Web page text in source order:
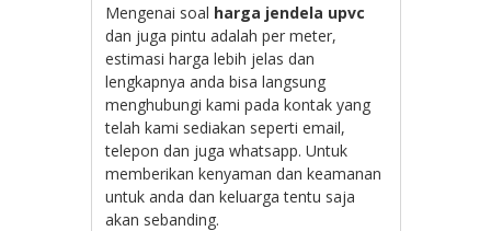
Mengenai soal harga jendela upvc
dan juga pintu adalah per meter,
estimasi harga lebih jelas dan
lengkapnya anda bisa langsung
menghubungi kami pada kontak yang
telah kami sediakan seperti email,
telepon dan juga whatsapp. Untuk
memberikan kenyaman dan keamanan
untuk anda dan keluarga tentu saja
akan sebanding.